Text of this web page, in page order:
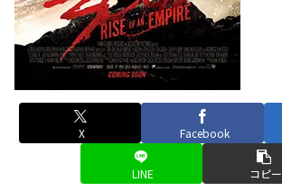
X Facebook
LINE コピー